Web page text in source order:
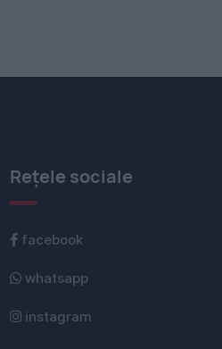
Rețele sociale
facebook
whatsapp
instagram